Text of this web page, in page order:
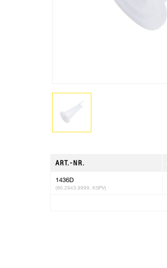
ART.-NR.
1436D
(90.2943.9999, KSPV)